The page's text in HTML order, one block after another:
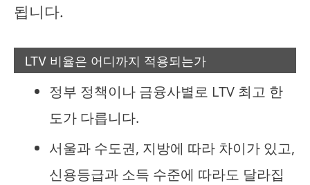
됩니다.
LTV 비율은 어디까지 적용되는가
정부 정책이나 금융사별로 LTV 최고 한
도가 다릅니다.
서울과 수도권, 지방에 따라 차이가 있고,
신용등급과 소득 수준에 따라도 달라집